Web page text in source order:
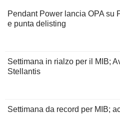
Pendant Power lancia OPA su
e punta delisting
Settimana in rialzo per il MIB;
Stellantis
Settimana da record per MIB;